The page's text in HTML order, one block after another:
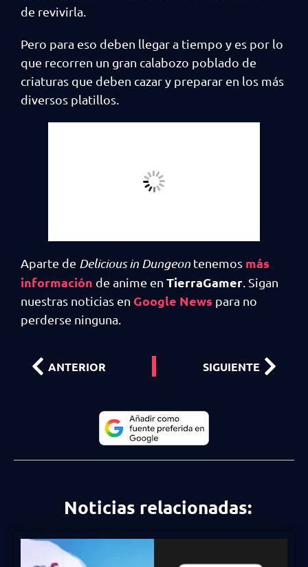
de revivirla.
Pero para eso deben llegar a tiempo y es por lo
que recorren un gran calabozo poblado de
criaturas que deben cazar y preparar en los más
diversos platillos.
Aparte de Delicious in Dungeon tenemos más
información de anime en TierraGamer . Sigan
nuestras noticias en Google News para no
perderse ninguna.
ANTERIOR SIGUIENTE
Noticias relacionadas: